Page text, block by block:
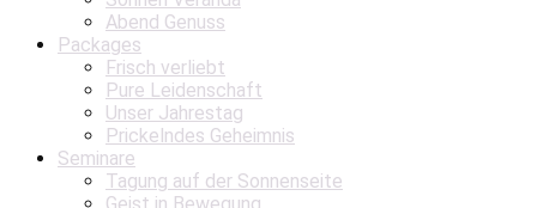
Abend Genuss
Packages
Frisch verliebt
Pure Leidenschaft
Unser Jahrestag
Prickelndes Geheimnis
Seminare
Tagung auf der Sonnenseite